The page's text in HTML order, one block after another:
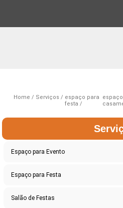
Home Serviços
espaço para
festa
Espaço para Evento
Espaço para Festa
Salão de Festas